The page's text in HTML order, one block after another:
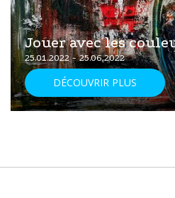
Jouer avec les
25.01.2022 - 25.06.2022
DÉCOUVRIR PLUS